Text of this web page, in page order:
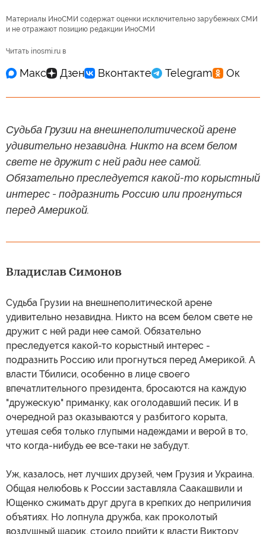
Материалы ИноСМИ содержат оценки исключительно зарубежных СМИ
и не отражают позицию редакции ИноСМИ
Читать inosmi.ru в
Судьба Грузии на внешнеполитической арене
удивительно незавидна. Никто на всем белом
свете не дружит с ней ради нее самой.
Обязательно преследуется какой-то корыстный
интерес - подразнить Россию или прогнуться
перед Америкой.
Владислав Симонов
Судьба Грузии на внешнеполитической арене
удивительно незавидна. Никто на всем белом свете не
дружит с ней ради нее самой. Обязательно
преследуется какой-то корыстный интерес -
подразнить Россию или прогнуться перед Америкой. А
власти Тбилиси, особенно в лице своего
впечатлительного президента, бросаются на каждую
"дружескую" приманку, как оголодавший песик. И в
очередной раз оказываются у разбитого корыта,
утешая себя только глупыми надеждами и верой в то,
что когда-нибудь ее все-таки не забудут.
Уж, казалось, нет лучших друзей, чем Грузия и Украина.
Общая нелюбовь к России заставляла Саакашвили и
Ющенко сжимать друг друга в крепких до неприличия
объятиях. Но лопнула дружба, как проколотый
воздушный шарик, стоило прийти к власти Виктору